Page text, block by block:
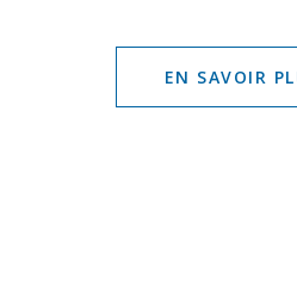
EN SAVOIR